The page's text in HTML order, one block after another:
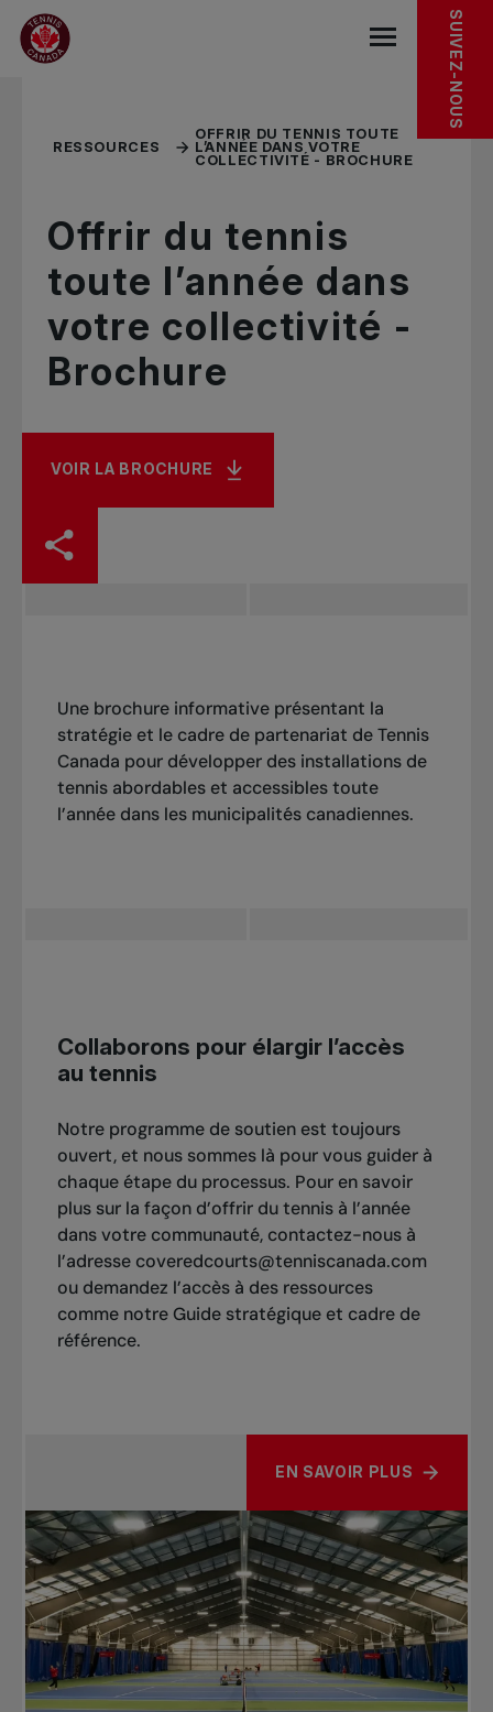
Sauter au menu principal
Sauter au contenu principal
Sauter au pied de page
RESSOURCES CONNEXES SUIVEZ-NOUS
RESSOURCES
OFFRIR DU TENNIS TOUTE
L’ANNÉE DANS VOTRE
COLLECTIVITÉ - BROCHURE
Offrir du tennis
toute l’année dans
votre collectivité -
Brochure
VOIR LA BROCHURE
Une brochure informative présentant la
stratégie et le cadre de partenariat de Tennis
Canada pour développer des installations de
tennis abordables et accessibles toute
l’année dans les municipalités canadiennes.
Collaborons pour élargir l’accès
au tennis
Notre programme de soutien est toujours
ouvert, et nous sommes là pour vous guider à
chaque étape du processus. Pour en savoir
plus sur la façon d’offrir du tennis à l’année
dans votre communauté, contactez-nous à
l’adresse coveredcourts@tenniscanada.com
ou demandez l’accès à des ressources
comme notre Guide stratégique et cadre de
référence.
EN SAVOIR PLUS